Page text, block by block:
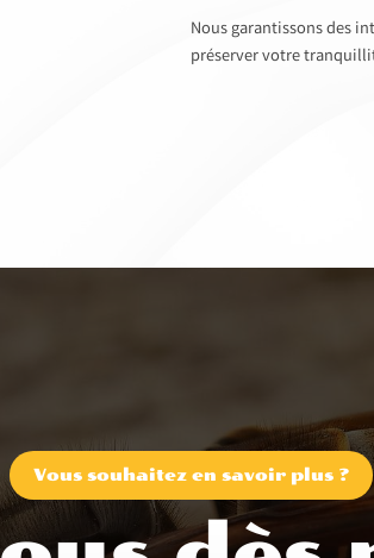
Nous garantissons des
préserver votre
Vous souhaitez en savoir plus ?